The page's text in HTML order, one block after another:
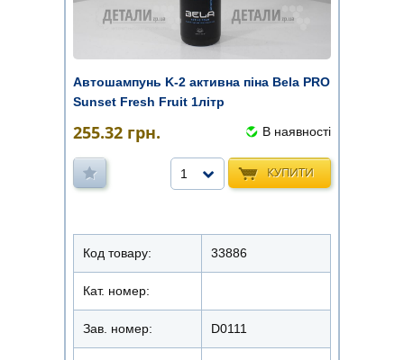
Автошампунь K-2 активна піна Bela PRO
Sunset Fresh Fruit 1літр
255.32 грн. В наявності
КУПИТИ
1
Код товару: 33886
Кат. номер:
Зав. номер: D0111